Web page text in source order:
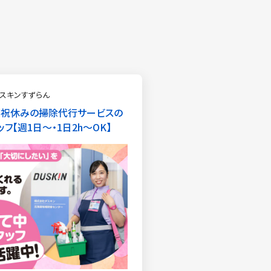
キンすずらん
休みの掃除代行サービスの
フ 週1日〜・1日2h〜OK